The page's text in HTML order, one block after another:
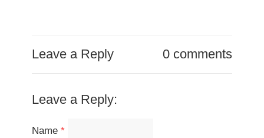
Leave a Reply 0 comments
Leave a Reply:
Name *